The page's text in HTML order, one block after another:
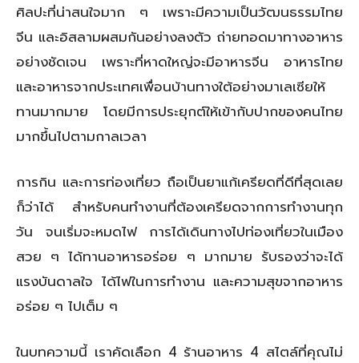
ศิลปะที่น่าสนใจมาก ๆ เพราะมีความเป็นวัฒนธรรมไทย
จีน และอิสลามผสมกันอย่างลงตัว ถ่ายทอดมาทางอาหาร
อย่างชัดเจน เพราะที่หาดใหญ่จะมีอาหารจีน อาหารไทย
และอาหารจากประเทศเพื่อนบ้านทางใต้อย่างมาเลเซียให้
ทานมากมาย โดยมีการประยุกต์ให้เข้ากับปากของคนไทย
มากขึ้นไปตามกาลเวลา
การกิน และการท่องเที่ยว ถือเป็นยาแก้เครียดที่ดีที่สุดเลย
ก็ว่าได้ สำหรับคนทำงานที่ต้องเครียดจากการทำงานทุก
วัน จนเริ่มจะหมดไฟ การได้เดินทางไปท่องเที่ยวในเมือง
สวย ๆ ได้ทานอาหารอร่อย ๆ มากมาย รับรองว่าจะได้
แรงบันดาลใจ ได้ไฟในการทำงาน และความสุขจากอาหาร
อร่อย ๆ ไปเต็ม ๆ
ในบทความนี้ เราคัดเลือก 4 ร้านอาหาร 4 สไตล์ที่คุณไม่